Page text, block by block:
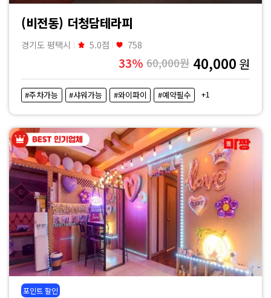
지
마
짱
(비전동) 더청담테라피
경기도 평택시 5.0점 758
33% 60,000원 40,000 원
#주차가능 #샤워가능 #와이파이 #예약필수 +1
포인트 할인